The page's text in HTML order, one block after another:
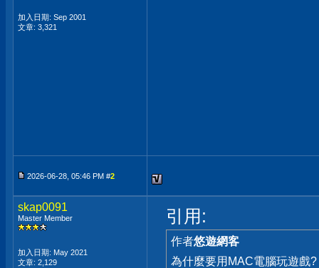
加入日期: Sep 2001
文章: 3,321
2026-06-28, 05:46 PM #2
skap0091
Master Member
加入日期: May 2021
文章: 2,129
引用:
作者悠遊網客
為什麼要用MAC電腦玩遊戲?